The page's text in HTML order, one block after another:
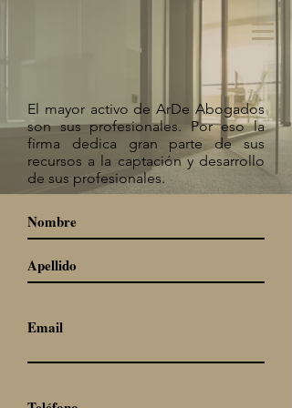
El mayor activo de ArDe Abogados
son sus profesionales. Por eso la
firma dedica gran parte de sus
recursos a la captación y desarrollo
de sus profesionales.